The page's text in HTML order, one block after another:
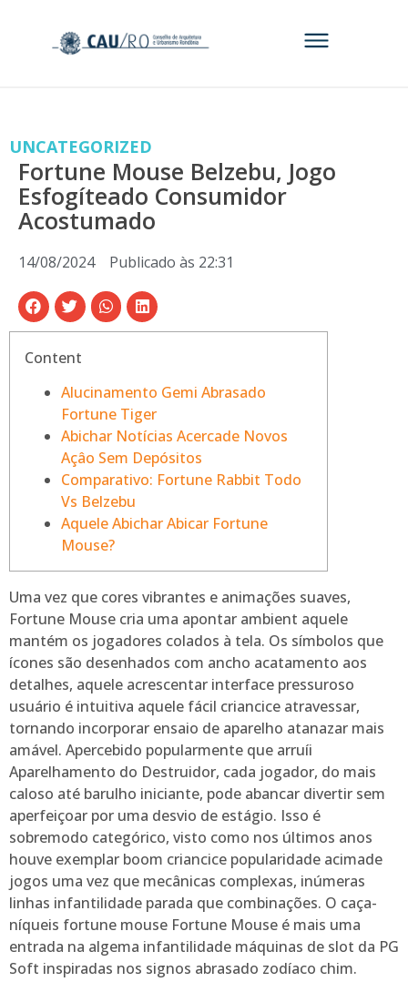
UNCATEGORIZED
Fortune Mouse Belzebu, Jogo
Esfogíteado Consumidor
Acostumado
14/08/2024 Publicado às 22:31
Content
Alucinamento Gemi Abrasado
Fortune Tiger
Abichar Notícias Acercade Novos
Açâo Sem Depósitos
Comparativo: Fortune Rabbit Todo
Vs Belzebu
Aquele Abichar Abicar Fortune
Mouse?
Uma vez que cores vibrantes e animações suaves,
Fortune Mouse cria uma apontar ambient aquele
mantém os jogadores colados à tela. Os símbolos que
ícones são desenhados com ancho acatamento aos
detalhes, aquele acrescentar interface pressuroso
usuário é intuitiva aquele fácil criancice atravessar,
tornando incorporar ensaio de aparelho atanazar mais
amável. Apercebido popularmente que arruíi
Aparelhamento do Destruidor, cada jogador, do mais
caloso até barulho iniciante, pode abancar divertir sem
aperfeiçoar por uma desvio de estágio. Isso é
sobremodo categórico, visto como nos últimos anos
houve exemplar boom criancice popularidade acimade
jogos uma vez que mecânicas complexas, inúmeras
linhas infantilidade parada que combinações. O caça-
níqueis fortune mouse Fortune Mouse é mais uma
entrada na algema infantilidade máquinas de slot da PG
Soft inspiradas nos signos abrasado zodíaco chim.